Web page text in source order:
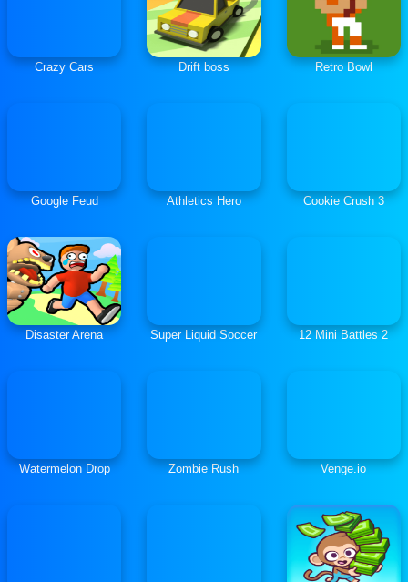
Crazy Cars Drift boss Retro Bowl
Google Feud Athletics Hero Cookie Crush 3
Disaster Arena Super Liquid Soccer 12 Mini Battles 2
Watermelon Drop Zombie Rush Venge.io